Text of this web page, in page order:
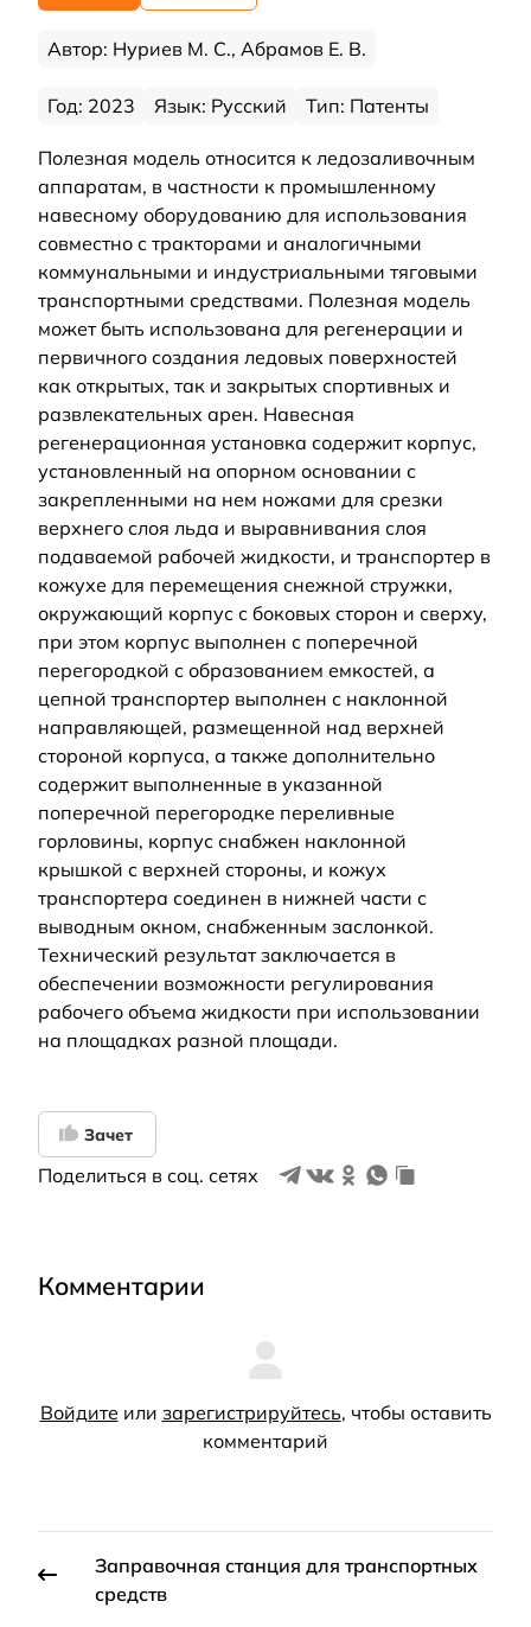
Автор: Нуриев М. С., Абрамов Е. В.
Год: 2023 Язык: Русский Тип: Патенты
Полезная модель относится к ледозаливочным
аппаратам, в частности к промышленному
навесному оборудованию для использования
совместно с тракторами и аналогичными
коммунальными и индустриальными тяговыми
транспортными средствами. Полезная модель
может быть использована для регенерации и
первичного создания ледовых поверхностей
как открытых, так и закрытых спортивных и
развлекательных арен. Навесная
регенерационная установка содержит корпус,
установленный на опорном основании с
закрепленными на нем ножами для срезки
верхнего слоя льда и выравнивания слоя
подаваемой рабочей жидкости, и транспортер в
кожухе для перемещения снежной стружки,
окружающий корпус с боковых сторон и сверху,
при этом корпус выполнен с поперечной
перегородкой с образованием емкостей, а
цепной транспортер выполнен с наклонной
направляющей, размещенной над верхней
стороной корпуса, а также дополнительно
содержит выполненные в указанной
поперечной перегородке переливные
горловины, корпус снабжен наклонной
крышкой с верхней стороны, и кожух
транспортера соединен в нижней части с
выводным окном, снабженным заслонкой.
Технический результат заключается в
обеспечении возможности регулирования
рабочего объема жидкости при использовании
на площадках разной площади.
Зачет
Поделиться в соц. сетях
Комментарии
Войдите или зарегистрируйтесь, чтобы оставить
комментарий
Заправочная станция для транспортных
средств